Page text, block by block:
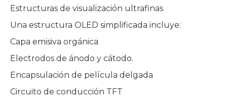
Estructuras de visualización ultrafinas
Una estructura OLED simplificada incluye:
Capa emisiva orgánica
Electrodos de ánodo y cátodo.
Encapsulación de película delgada
Circuito de conducción TFT